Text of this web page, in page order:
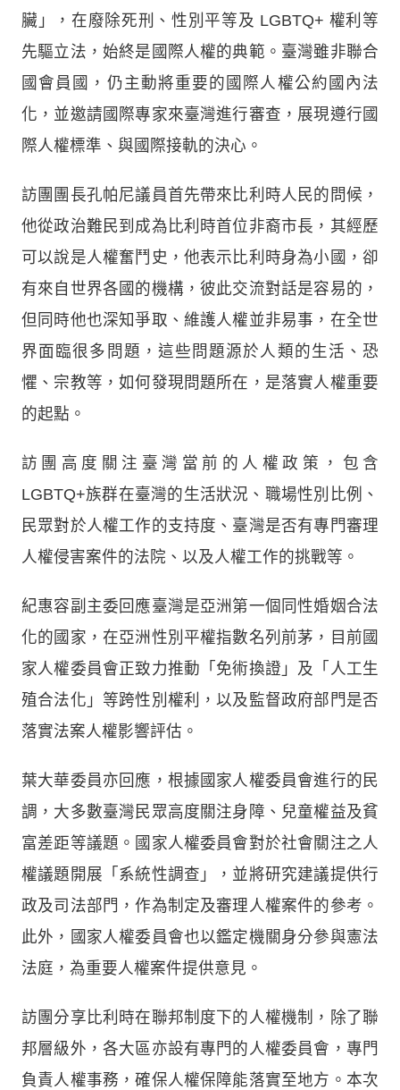
臟」，在廢除死刑、性別平等及 LGBTQ+ 權利等
先驅立法，始終是國際人權的典範。臺灣雖非聯合
國會員國，仍主動將重要的國際人權公約國內法
化，並邀請國際專家來臺灣進行審查，展現遵行國
際人權標準、與國際接軌的決心。
訪團團長孔帕尼議員首先帶來比利時人民的問候，
他從政治難民到成為比利時首位非裔市長，其經歷
可以說是人權奮鬥史，他表示比利時身為小國，卻
有來自世界各國的機構，彼此交流對話是容易的，
但同時他也深知爭取、維護人權並非易事，在全世
界面臨很多問題，這些問題源於人類的生活、恐
懼、宗教等，如何發現問題所在，是落實人權重要
的起點。
訪團高度關注臺灣當前的人權政策，包含
LGBTQ+族群在臺灣的生活狀況、職場性別比例、
民眾對於人權工作的支持度、臺灣是否有專門審理
人權侵害案件的法院、以及人權工作的挑戰等。
紀惠容副主委回應臺灣是亞洲第一個同性婚姻合法
化的國家，在亞洲性別平權指數名列前茅，目前國
家人權委員會正致力推動「免術換證」及「人工生
殖合法化」等跨性別權利，以及監督政府部門是否
落實法案人權影響評估。
葉大華委員亦回應，根據國家人權委員會進行的民
調，大多數臺灣民眾高度關注身障、兒童權益及貧
富差距等議題。國家人權委員會對於社會關注之人
權議題開展「系統性調查」，並將研究建議提供行
政及司法部門，作為制定及審理人權案件的參考。
此外，國家人權委員會也以鑑定機關身分參與憲法
法庭，為重要人權案件提供意見。
訪團分享比利時在聯邦制度下的人權機制，除了聯
邦層級外，各大區亦設有專門的人權委員會，專門
負責人權事務，確保人權保障能落實至地方。本次